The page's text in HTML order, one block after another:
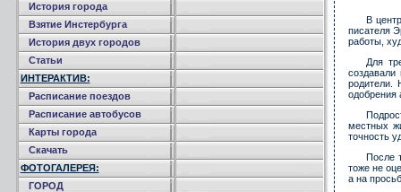
История города
Взятие Инстербурга
История двух городов
Статьи
ИНТЕРАКТИВ:
Расписание поездов
Расписание автобусов
Карты города
Скачать
ФОТОГАЛЕРЕЯ:
ГОРОД
В
писателя
работы,
Для
родители.
одобрения
местных
точность
После
тоже не
а на